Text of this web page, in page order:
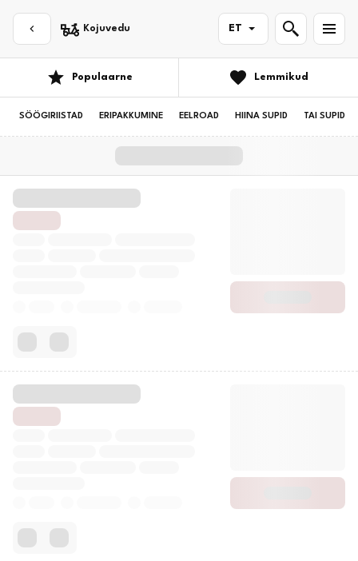
Kojuvedu ET
Populaarne Lemmikud
SÖÖGIRIISTAD ERIPAKKUMINE EELROAD HIINA SUPID TAI SUPID